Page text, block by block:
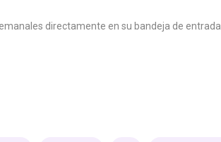
directamente en su bandeja de entrada